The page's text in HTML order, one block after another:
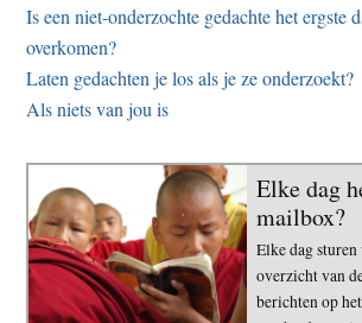
Is een niet-onderzochte gedachte het ergste
overkomen?
Laten gedachten je los als je ze onderzoekt?
Als niets van jou is
Elke dag
mailbox?
Elke dag sturen
overzicht van
berichten op